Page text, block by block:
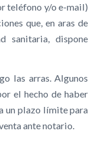
teléfono y/o e-mail)
que, en aras de
sanitaria, dispone
las arras. Algunos
el hecho de haber
un plazo límite para
ante notario.